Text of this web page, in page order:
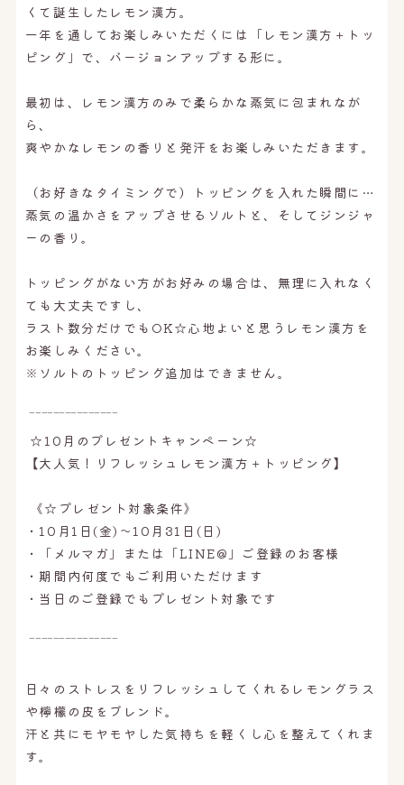
くて誕生したレモン漢方。
一年を通してお楽しみいただくには「レモン漢方＋トッ
ピング」で、バージョンアップする形に。
最初は、レモン漢方のみで柔らかな蒸気に包まれなが
ら、
爽やかなレモンの香りと発汗をお楽しみいただきます。
（お好きなタイミングで）トッピングを入れた瞬間に…
蒸気の温かさをアップさせるソルトと、そしてジンジャ
ーの香り。
トッピングがない方がお好みの場合は、無理に入れなく
ても大丈夫ですし、
ラスト数分だけでもOK☆心地よいと思うレモン漢方を
お楽しみください。
※ソルトのトッピング追加はできません。
‾‾‾‾‾‾‾‾‾‾‾‾‾‾‾
☆10月のプレゼントキャンペーン☆
【大人気！リフレッシュレモン漢方＋トッピング】
《☆プレゼント対象条件》
・10月1日(金)〜10月31日(日)
・「メルマガ」または「LINE@」ご登録のお客様
・期間内何度でもご利用いただけます
・当日のご登録でもプレゼント対象です
‾‾‾‾‾‾‾‾‾‾‾‾‾‾‾
日々のストレスをリフレッシュしてくれるレモングラス
や檸檬の皮をブレンド。
汗と共にモヤモヤした気持ちを軽くし心を整えてくれま
す。